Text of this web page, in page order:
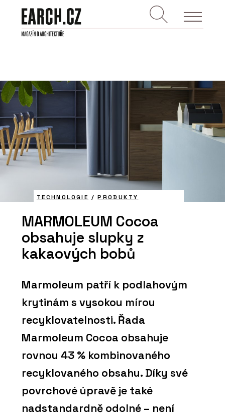
TECHNOLOGIE /PRODUKTY
MARMOLEUM Cocoa
obsahuje slupky z
kakaových bobů
Marmoleum patří k podlahovým
krytinám s vysokou mírou
recyklovatelnosti. Řada
Marmoleum Cocoa obsahuje
rovnou 43 % kombinovaného
recyklovaného obsahu. Díky své
povrchové úpravě je také
nadstandardně odolné – není